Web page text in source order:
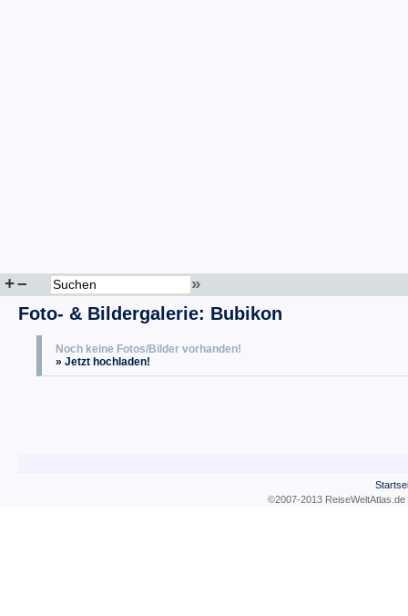
+– »
Foto- & Bildergalerie: Bubikon
Noch keine Fotos/Bilder vorhanden!
» Jetzt hochladen!
©2007-2013